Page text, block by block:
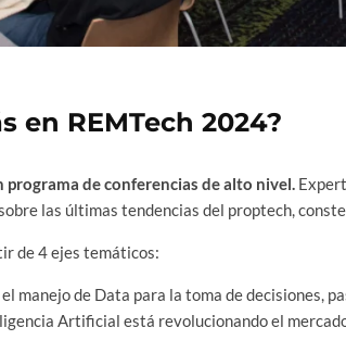
en REMTech 2024?
programa de conferencias de alto nivel.
las últimas tendencias del proptech,
de 4 ejes temáticos:
manejo de Data para la toma de decisiones,
Artificial está revolucionando el